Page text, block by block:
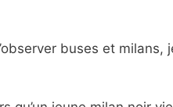
buses et milans,